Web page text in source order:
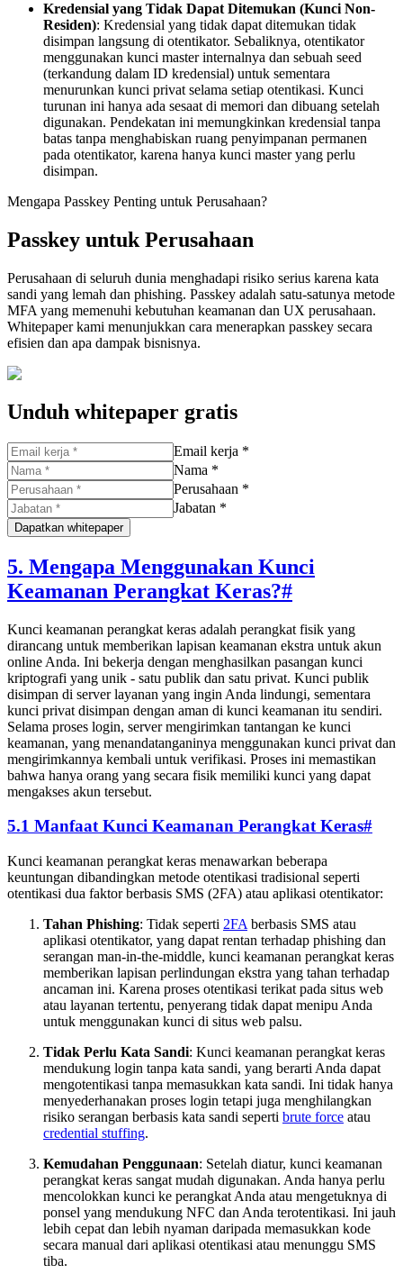
Kredensial yang Tidak Dapat Ditemukan (Kunci Non-
Residen): Kredensial yang tidak dapat ditemukan tidak
disimpan langsung di otentikator. Sebaliknya, otentikator
menggunakan kunci master internalnya dan sebuah seed
(terkandung dalam ID kredensial) untuk sementara
menurunkan kunci privat selama setiap otentikasi. Kunci
turunan ini hanya ada sesaat di memori dan dibuang setelah
digunakan. Pendekatan ini memungkinkan kredensial tanpa
batas tanpa menghabiskan ruang penyimpanan permanen
pada otentikator, karena hanya kunci master yang perlu
disimpan.
Mengapa Passkey Penting untuk Perusahaan?
Passkey untuk Perusahaan
Perusahaan di seluruh dunia menghadapi risiko serius karena kata
sandi yang lemah dan phishing. Passkey adalah satu-satunya metode
MFA yang memenuhi kebutuhan keamanan dan UX perusahaan.
Whitepaper kami menunjukkan cara menerapkan passkey secara
efisien dan apa dampak bisnisnya.
Unduh whitepaper gratis
Email kerja *
Nama *
Perusahaan *
Jabatan *
Dapatkan whitepaper
5. Mengapa Menggunakan Kunci
Keamanan Perangkat Keras?#
Kunci keamanan perangkat keras adalah perangkat fisik yang
dirancang untuk memberikan lapisan keamanan ekstra untuk akun
online Anda. Ini bekerja dengan menghasilkan pasangan kunci
kriptografi yang unik - satu publik dan satu privat. Kunci publik
disimpan di server layanan yang ingin Anda lindungi, sementara
kunci privat disimpan dengan aman di kunci keamanan itu sendiri.
Selama proses login, server mengirimkan tantangan ke kunci
keamanan, yang menandatanganinya menggunakan kunci privat dan
mengirimkannya kembali untuk verifikasi. Proses ini memastikan
bahwa hanya orang yang secara fisik memiliki kunci yang dapat
mengakses akun tersebut.
5.1 Manfaat Kunci Keamanan Perangkat Keras#
Kunci keamanan perangkat keras menawarkan beberapa
keuntungan dibandingkan metode otentikasi tradisional seperti
otentikasi dua faktor berbasis SMS (2FA) atau aplikasi otentikator:
Tahan Phishing: Tidak seperti 2FA berbasis SMS atau
aplikasi otentikator, yang dapat rentan terhadap phishing dan
serangan man-in-the-middle, kunci keamanan perangkat keras
memberikan lapisan perlindungan ekstra yang tahan terhadap
ancaman ini. Karena proses otentikasi terikat pada situs web
atau layanan tertentu, penyerang tidak dapat menipu Anda
untuk menggunakan kunci di situs web palsu.
Tidak Perlu Kata Sandi: Kunci keamanan perangkat keras
mendukung login tanpa kata sandi, yang berarti Anda dapat
mengotentikasi tanpa memasukkan kata sandi. Ini tidak hanya
menyederhanakan proses login tetapi juga menghilangkan
risiko serangan berbasis kata sandi seperti brute force atau
credential stuffing.
Kemudahan Penggunaan: Setelah diatur, kunci keamanan
perangkat keras sangat mudah digunakan. Anda hanya perlu
mencolokkan kunci ke perangkat Anda atau mengetuknya di
ponsel yang mendukung NFC dan Anda terotentikasi. Ini jauh
lebih cepat dan lebih nyaman daripada memasukkan kode
secara manual dari aplikasi otentikasi atau menunggu SMS
tiba.